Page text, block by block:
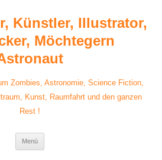
Künstler, Illustrator,
Möchtegern
Zombies, Astronomie, Science Fiction,
Kunst, Raumfahrt und den ganzen
Rest !
Menü